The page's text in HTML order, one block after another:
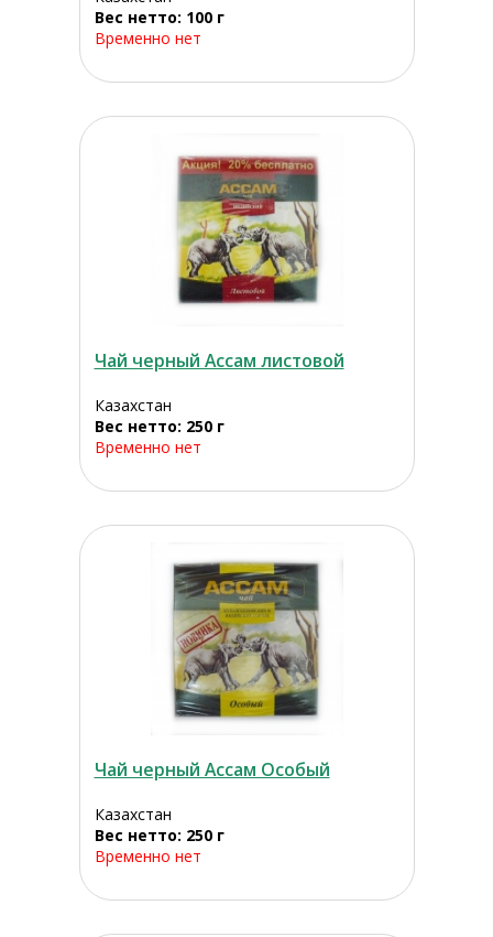
Вес нетто: 100 г
Временно нет
Чай черный Ассам листовой
Казахстан
Вес нетто: 250 г
Временно нет
Чай черный Ассам Особый
Казахстан
Вес нетто: 250 г
Временно нет